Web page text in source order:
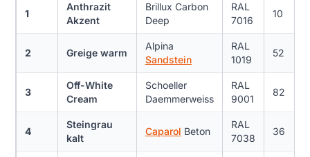
1
Anthrazit
Akzent
Brillux Carbon
Deep
RAL
7016
10
2 Greige warm
Alpina
Sandstein
RAL
1019
52
3
Off-White
Cream
Schoeller
Daemmerweiss
RAL
9001
82
4
Steingrau
kalt
Caparol Beton
RAL
7038
36